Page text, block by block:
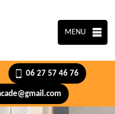
MENU
06 27 57 46 76